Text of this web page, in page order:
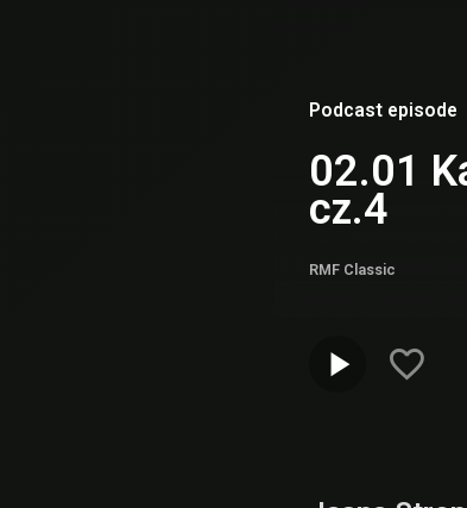
Podcast episode
02.01
cz.4
RMF Classic